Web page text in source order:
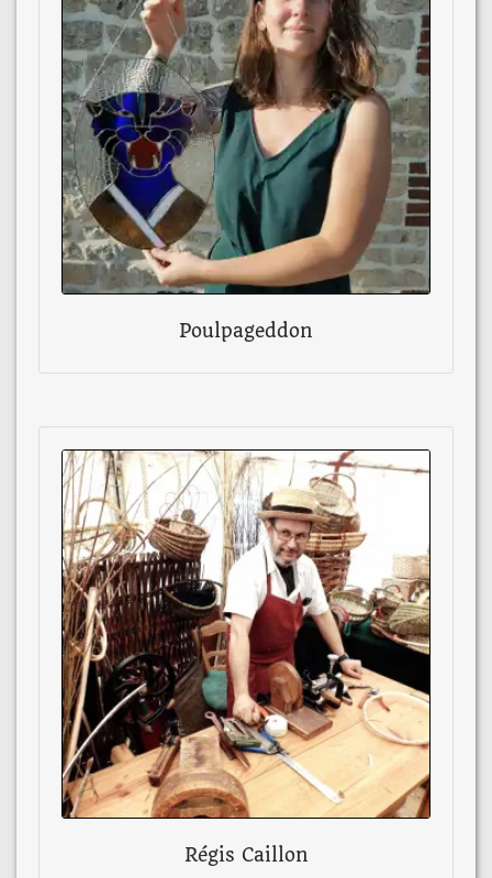
Poulpageddon
Régis Caillon